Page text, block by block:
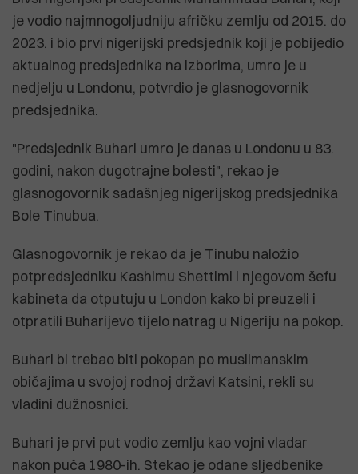
je vodio najmnogoljudniju afričku zemlju od 2015. do
2023. i bio prvi nigerijski predsjednik koji je pobijedio
aktualnog predsjednika na izborima, umro je u
nedjelju u Londonu, potvrdio je glasnogovornik
predsjednika.
"Predsjednik Buhari umro je danas u Londonu u 83.
godini, nakon dugotrajne bolesti", rekao je
glasnogovornik sadašnjeg nigerijskog predsjednika
Bole Tinubua.
Glasnogovornik je rekao da je Tinubu naložio
potpredsjedniku Kashimu Shettimi i njegovom šefu
kabineta da otputuju u London kako bi preuzeli i
otpratili Buharijevo tijelo natrag u Nigeriju na pokop.
Buhari bi trebao biti pokopan po muslimanskim
običajima u svojoj rodnoj državi Katsini, rekli su
vladini dužnosnici.
Buhari je prvi put vodio zemlju kao vojni vladar
nakon puča 1980-ih. Stekao je odane sljedbenike